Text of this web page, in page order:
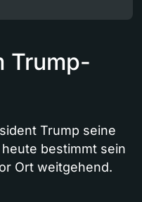
Trump-
Trump seine
bestimmt sein
Ort weitgehend.